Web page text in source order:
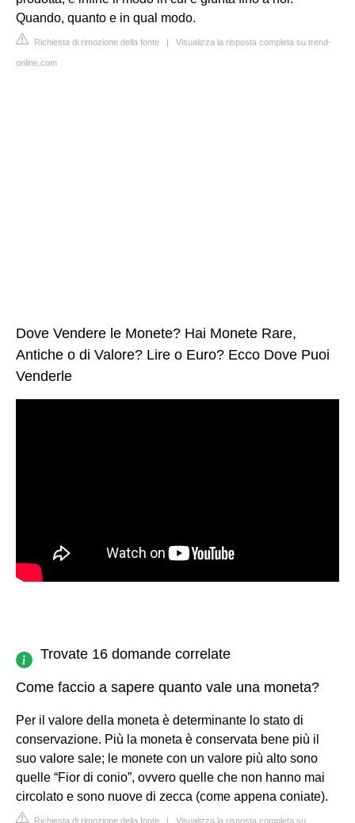
Quando, quanto e in qual modo.
Richiesta di rimozione della fonte | Visualizza la risposta completa su trend-
online.com
Dove Vendere le Monete? Hai Monete Rare,
Antiche o di Valore? Lire o Euro? Ecco Dove Puoi
Venderle
Trovate 16 domande correlate
Come faccio a sapere quanto vale una moneta?
Per il valore della moneta è determinante lo stato di
conservazione. Più la moneta è conservata bene più il
suo valore sale; le monete con un valore più alto sono
quelle “Fior di conio”, ovvero quelle che non hanno mai
circolato e sono nuove di zecca (come appena coniate).
Richiesta di rimozione della fonte | Visualizza la risposta completa su